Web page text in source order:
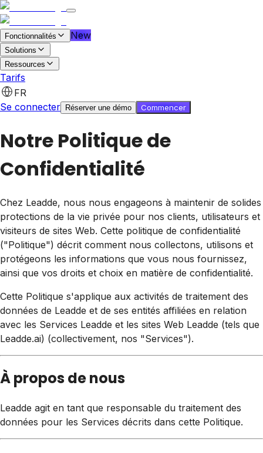
Fonctionnalités New
Solutions
Ressources
Tarifs
FR
Se connecter
Réserver une démo Commencer
Commencer gratuitement
Notre Politique de
Confidentialité
Chez Leadde, nous nous engageons à maintenir de solides
protections de la vie privée pour nos clients, utilisateurs et
visiteurs de sites Web. Cette politique de confidentialité
("Politique") décrit comment nous collectons, utilisons et
protégeons les informations que vous nous fournissez,
ainsi que vos droits et choix en matière de confidentialité.
Cette Politique s'applique aux activités de traitement des
données de Leadde et de ses entités affiliées en relation
avec les Services Leadde et les sites Web Leadde (tels que
Leadde.ai) (collectivement, nos "Services").
À propos de nous
Leadde agit en tant que responsable du traitement des
données pour les Services décrits dans cette Politique.